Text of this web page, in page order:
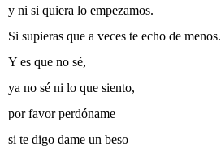
y ni si quiera lo empezamos.
Si supieras que a veces te echo de menos.
Y es que no sé,
ya no sé ni lo que siento,
por favor perdóname
si te digo dame un beso